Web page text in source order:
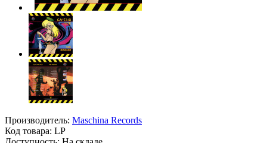
Производитель: Maschina Records
Код товара: LP